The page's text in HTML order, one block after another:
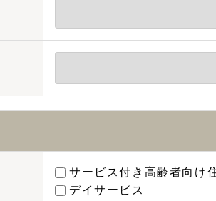
サービス付き高齢者向け
デイサービス